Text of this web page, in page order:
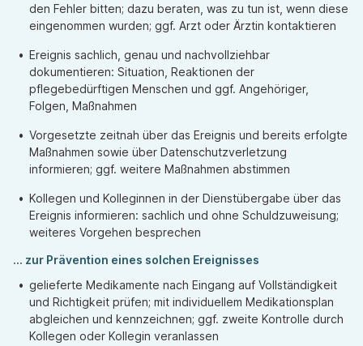
den Fehler bitten; dazu beraten, was zu tun ist, wenn diese
eingenommen wurden; ggf. Arzt oder Ärztin kontaktieren
Ereignis sachlich, genau und nachvollziehbar
dokumentieren: Situation, Reaktionen der
pflegebedürftigen Menschen und ggf. Angehöriger,
Folgen, Maßnahmen
Vorgesetzte zeitnah über das Ereignis und bereits erfolgte
Maßnahmen sowie über Datenschutzverletzung
informieren; ggf. weitere Maßnahmen abstimmen
Kollegen und Kolleginnen in der Dienstübergabe über das
Ereignis informieren: sachlich und ohne Schuldzuweisung;
weiteres Vorgehen besprechen
... zur Prävention eines solchen Ereignisses
gelieferte Medikamente nach Eingang auf Vollständigkeit
und Richtigkeit prüfen; mit individuellem Medikationsplan
abgleichen und kennzeichnen; ggf. zweite Kontrolle durch
Kollegen oder Kollegin veranlassen